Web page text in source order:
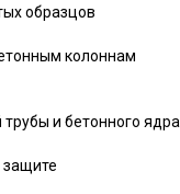
образцов
колоннам
и бетонного ядра
защите